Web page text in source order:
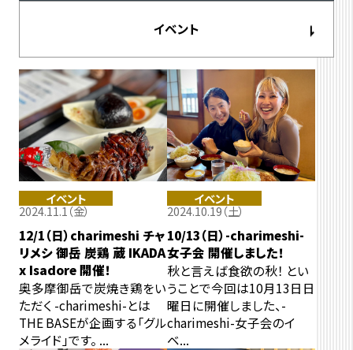
イベント
イベント
2024.11.1（金）
12/1（日）charimeshi チャ
リメシ 御岳 炭鶏 蔵 IKADA
x Isadore 開催！
奥多摩御岳で炭焼き鶏をい
ただく -charimeshi-とは
THE BASEが企画する「グル
メライド」です。 ...
イベント
2024.10.19（土）
10/13（日）-charimeshi-
女子会 開催しました！
秋と言えば食欲の秋！ とい
うことで今回は10月13日日
曜日に開催しました、-
charimeshi-女子会のイ
ベ...